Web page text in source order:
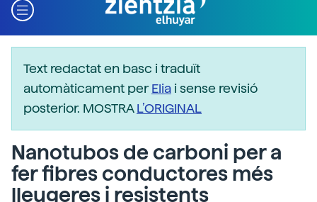
Text redactat en basc i traduït
automàticament perElia i sense revisió
posterior. MOSTRAL’ORIGINAL
Nanotubos de carboni per a
fer fibres conductores més
lleugeres i resistents